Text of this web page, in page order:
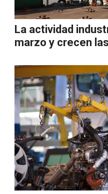
La actividad
marzo y crecen